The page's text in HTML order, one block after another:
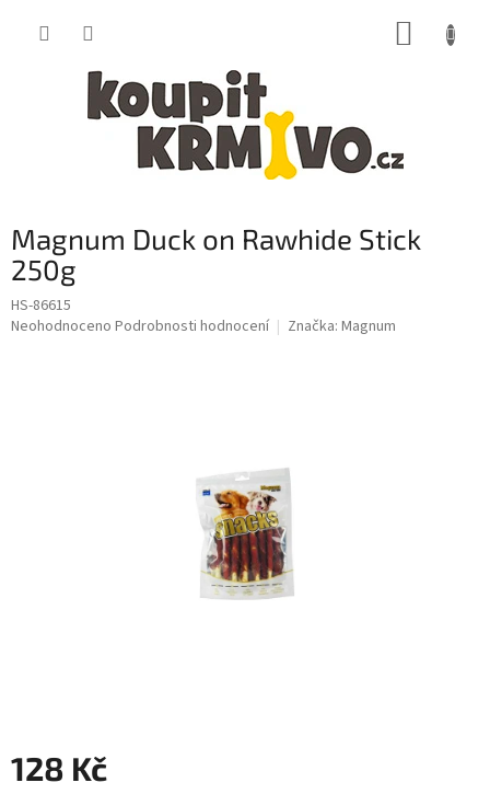
Magnum Duck on Rawhide Stick
250g
HS-86615
Průměrné
Neohodnoceno Podrobnosti hodnocení Značka: Magnum
128 Kč